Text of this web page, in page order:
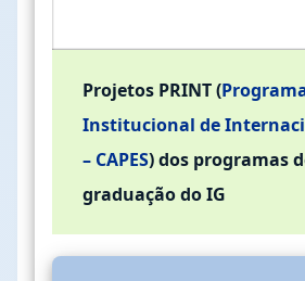
Projetos PRINT (
Institucional de
– CAPES) dos programas
graduação do IG